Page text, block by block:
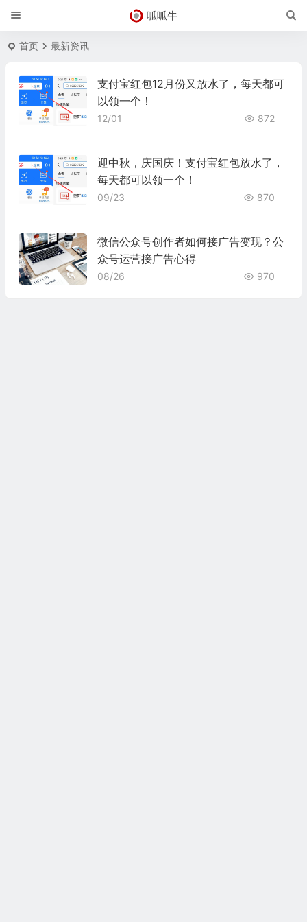
呱呱牛
首页 最新资讯
支付宝红包12月份又放水了，每天都可
以领一个！
12/01 872
迎中秋，庆国庆！支付宝红包放水了，
每天都可以领一个！
09/23 870
微信公众号创作者如何接广告变现？公
众号运营接广告心得
08/26 970